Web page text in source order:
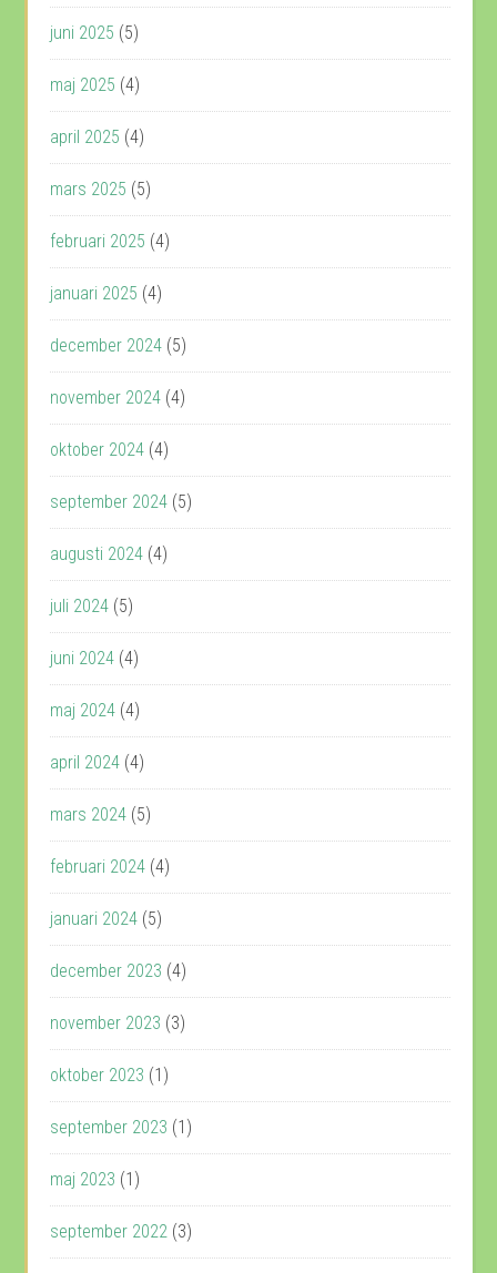
juni 2025 (5)
maj 2025 (4)
april 2025 (4)
mars 2025 (5)
februari 2025 (4)
januari 2025 (4)
december 2024 (5)
november 2024 (4)
oktober 2024 (4)
september 2024 (5)
augusti 2024 (4)
juli 2024 (5)
juni 2024 (4)
maj 2024 (4)
april 2024 (4)
mars 2024 (5)
februari 2024 (4)
januari 2024 (5)
december 2023 (4)
november 2023 (3)
oktober 2023 (1)
september 2023 (1)
maj 2023 (1)
september 2022 (3)